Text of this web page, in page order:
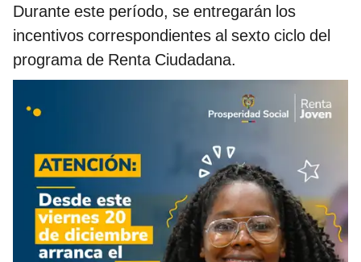
Durante este período, se entregarán los
incentivos correspondientes al sexto ciclo del
programa de Renta Ciudadana.